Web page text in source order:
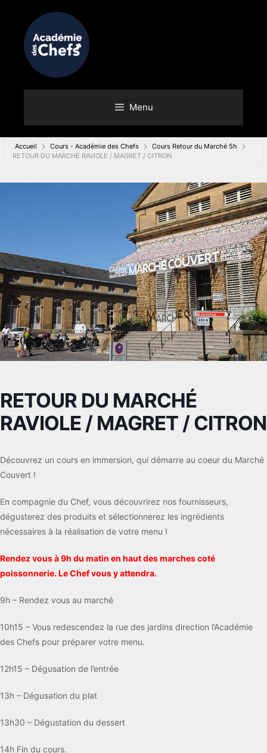
Menu
Accueil Cours - Académie des Chefs
Cours Retour du Marché 5h
RETOUR DU MARCHÉ RAVIOLE / MAGRET / CITRON
RETOUR DU MARCHÉ
RAVIOLE / MAGRET / CITRON
Découvrez un cours en immersion, qui démarre au coeur du Marché
Couvert !
En compagnie du Chef, vous découvrirez nos fournisseurs,
dégusterez des produits et sélectionnerez les ingrédients
nécessaires à la réalisation de votre menu !
Rendez vous à 9h du matin en haut des marches coté
poissonnerie. Le Chef vous y attendra.
9h – Rendez vous au marché
10h15 – Vous redescendez la rue des jardins direction l’Académie
des Chefs pour préparer votre menu.
12h15 – Dégusation de l’entrée
13h – Dégusation du plat
13h30 – Dégustation du dessert
14h Fin du cours.